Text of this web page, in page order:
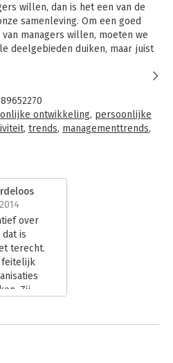
willen, dan is het een van de
samenleving. Om een goed
managers willen, moeten we
deelgebieden duiken, maar juist
Fioole hoe u zich als manager
vakgebied. Hoe u kunt
beeldvorming. Hoe u zelf
En hoe u het best kunt omgaan
benul hebben van wat ze nu
een effectieve laag te maken,
de essentie van organisaties
antwoord te vinden op de vraag:
waarde van management
ontwikkeling, persoonlijke
, trends, managementtrends,
Management
management
over
is
terecht.
feitelijk
Zij
van